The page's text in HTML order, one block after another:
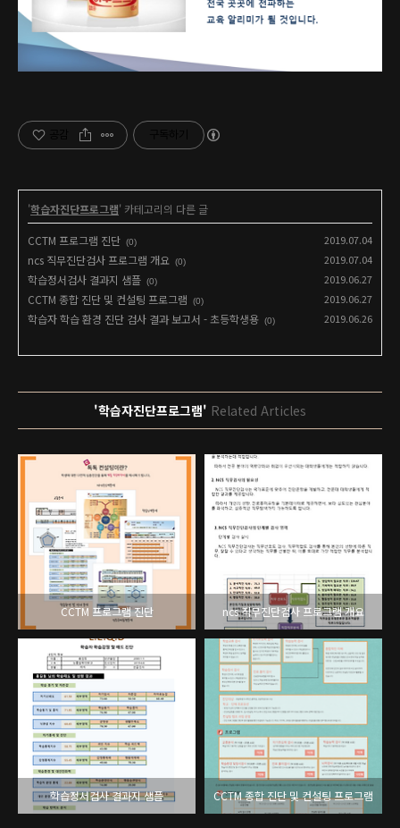
'학습자진단프로그램' 카테고리의 다른 글
CCTM 프로그램 진단 (0) 2019.07.04
ncs 직무진단검사 프로그램 개요 (0) 2019.07.04
학습정서검사 결과지 샘플 (0) 2019.06.27
CCTM 종합 진단 및 컨설팅 프로그램 (0) 2019.06.27
학습자 학습 환경 진단 검사 결과 보고서 - 초등학생용 (0) 2019.06.26
'학습자진단프로그램' Related Articles
CCTM 프로그램 진단 ncs 직무진단검사 프로그램 개요
학습정서검사 결과지 샘플 CCTM 종합 진단 및 컨설팅 프로그램